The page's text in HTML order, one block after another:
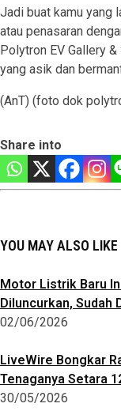
Jadi buat kamu yang
atau penasaran
Polytron EV Gallery
yang asik dan
(AnT) (foto dok
Share into
YOU MAY ALSO LIKE
Motor Listrik Baru
Diluncurkan, Sudah
02/06/2026
LiveWire Bongkar
Tenaganya Setara
30/05/2026